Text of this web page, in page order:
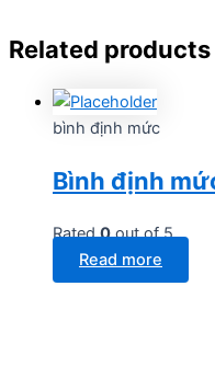
Related products
bình định mức
Bình định
Rated0out of 5
Read more